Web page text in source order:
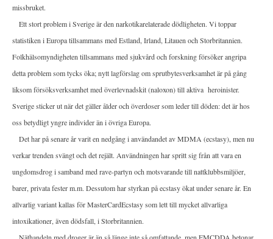
missbruket.
Ett stort problem i Sverige är den narkotikarelaterade dödligheten. Vi toppar
statistiken i Europa tillsammans med Estland, Irland, Litauen och Storbritannien.
Folkhälsomyndigheten tillsammans med sjukvård och forskning försöker angripa
detta problem som tycks öka; nytt lagförslag om sprutbytesverksamhet är på gång
liksom försöksverksamhet med överlevnadskit (naloxon) till aktiva heroinister.
Sverige sticker ut när det gäller ålder och överdoser som leder till döden: det är hos
oss betydligt yngre individer än i övriga Europa.
Det har på senare år varit en nedgång i användandet av MDMA (ecstasy), men nu
verkar trenden svängt och det rejält. Användningen har spritt sig från att vara en
ungdomsdrog i samband med rave-partyn och motsvarande till nattklubbsmiljöer,
barer, privata fester m.m. Dessutom har styrkan på ecstasy ökat under senare år. En
allvarlig variant kallas för MasterCardEcstasy som lett till mycket allvarliga
intoxikationer, även dödsfall, i Storbritannien.